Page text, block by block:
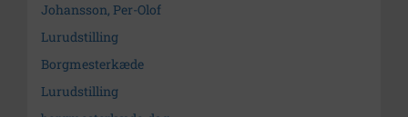
Johansson, Per-Olof
Lurudstilling
Borgmesterkæde
Lurudstilling